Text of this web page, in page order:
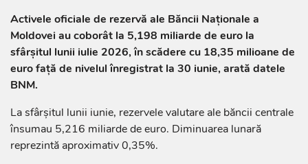
Activele oficiale de rezervă ale Băncii Naționale a
Moldovei au coborât la 5,198 miliarde de euro la
sfârșitul lunii iulie 2026, în scădere cu 18,35 milioane de
euro față de nivelul înregistrat la 30 iunie, arată datele
BNM.
La sfârșitul lunii iunie, rezervele valutare ale băncii centrale
însumau 5,216 miliarde de euro. Diminuarea lunară
reprezintă aproximativ 0,35%.